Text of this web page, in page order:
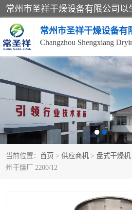
常州市圣祥干燥设备有
当前位置： 首页 > 供应商机 > 盘式干燥机
州干燥厂 2200/12
单锥真空干燥机 双
气流干燥机 滚
干燥机 闪
桨叶干燥机 高
带